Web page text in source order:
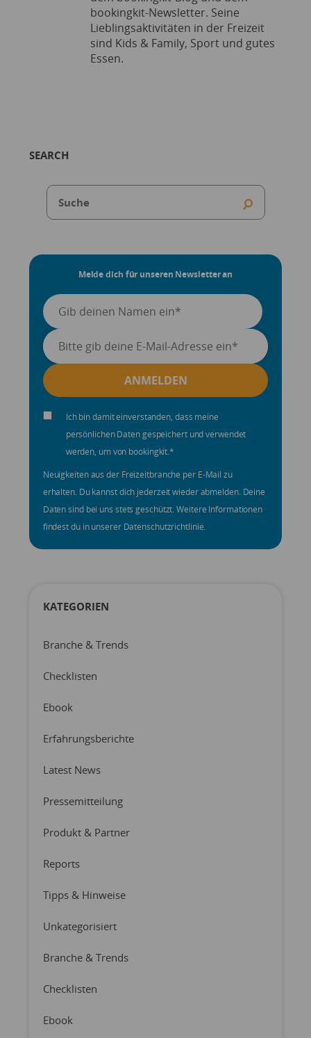
SEARCH
Melde dich für unseren Newsletter an
Ich bin damit einverstanden, dass meine
persönlichen Daten gespeichert und verwendet
werden, um von bookingkit.*
Neuigkeiten aus der Freizeitbranche per E-Mail zu
erhalten. Du kannst dich jederzeit wieder abmelden. Deine
Daten sind bei uns stets geschützt. Weitere Informationen
findest du in unserer Datenschutzrichtlinie.
KATEGORIEN
Branche & Trends
Checklisten
Ebook
Erfahrungsberichte
Latest News
Pressemitteilung
Produkt & Partner
Reports
Tipps & Hinweise
Unkategorisiert
Branche & Trends
Checklisten
Ebook
bookingkit-Newsletter. Seine
Lieblingsaktivitäten in der Freizeit
sind Kids & Family, Sport und gutes
Essen.